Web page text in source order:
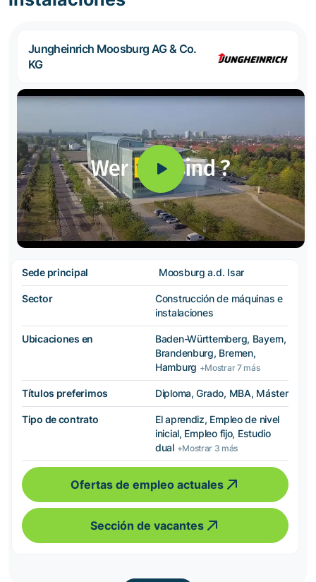
Jungheinrich Moosburg AG & Co.
KG
Sede principal Moosburg a.d. Isar
Sector
Construcción de máquinas e
instalaciones
Ubicaciones en
Baden-Württemberg, Bayern,
Brandenburg, Bremen,
Hamburg +Mostrar 7 más
Títulos preferimos Diploma, Grado, MBA, Máster
Tipo de contrato
El aprendiz, Empleo de nivel
inicial, Empleo fijo, Estudio
dual +Mostrar 3 más
Ofertas de empleo actuales
Sección de vacantes